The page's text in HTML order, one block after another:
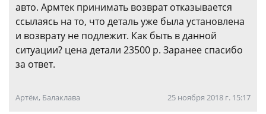
авто. Армтек принимать возврат отказывается
ссылаясь на то, что деталь уже была установлена
и возврату не подлежит. Как быть в данной
ситуации? цена детали 23500 р. Заранее спасибо
за ответ.
Артём, Балаклава 25 ноября 2018 г. 15:17